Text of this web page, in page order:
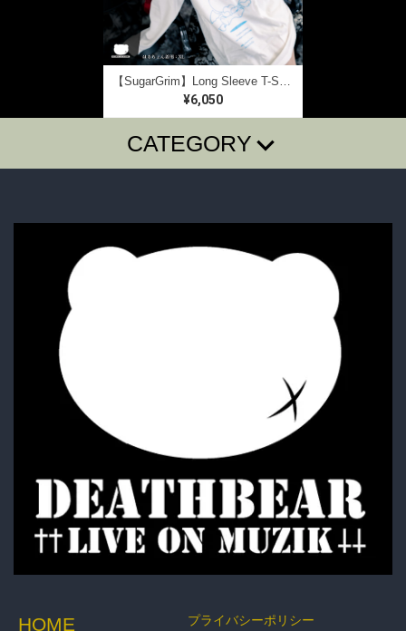
【SugarGrim】Long Sleeve T-SHIRTS【ANGEL】
¥6,050
CATEGORY
T-SHIRTS LONG SLEEVE T
ACCESSORY
HOME プライバシーポリシー